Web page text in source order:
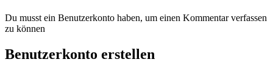
Du musst ein Benutzerkonto haben, um einen Kommentar verfassen
zu können
Benutzerkonto erstellen